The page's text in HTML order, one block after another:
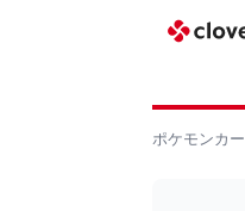
ポケモンカ